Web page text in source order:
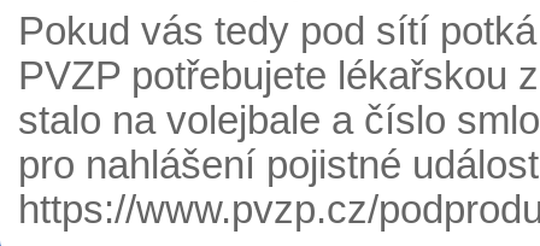
Pokud vás tedy pod sítí
PVZP potřebujete lékařskou
stalo na volejbale a číslo
pro nahlášení pojistné
https://www.pvzp.cz/